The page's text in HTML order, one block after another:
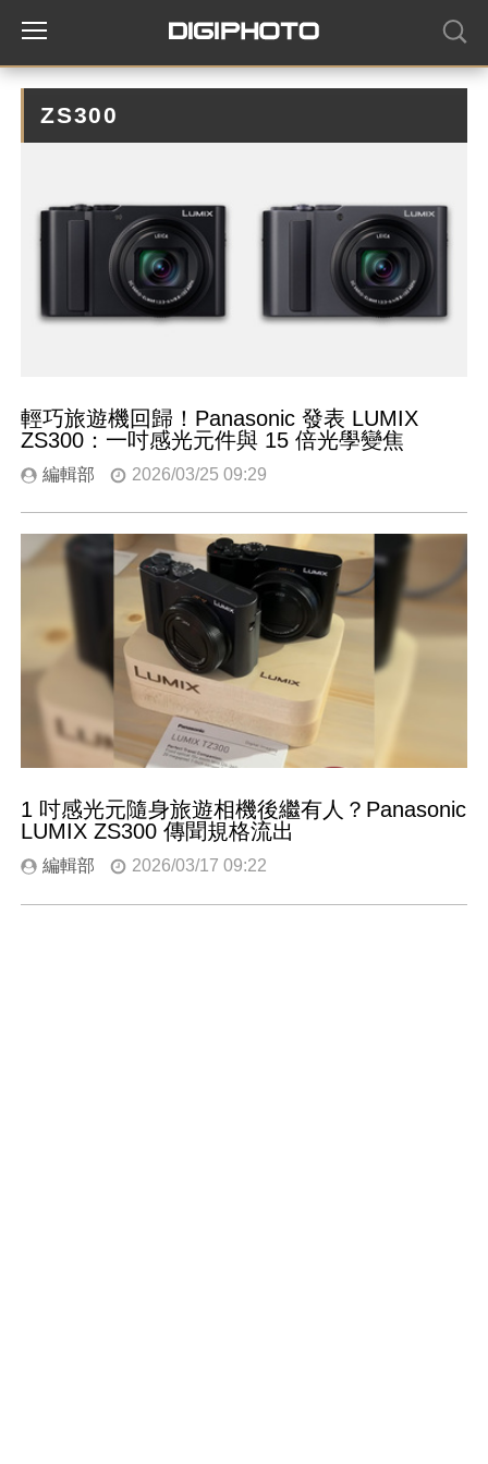
ZS300
輕巧旅遊機回歸！Panasonic 發表 LUMIX
ZS300：一吋感光元件與 15 倍光學變焦
編輯部 2026/03/25 09:29
1 吋感光元隨身旅遊相機後繼有人？Panasonic
LUMIX ZS300 傳聞規格流出
編輯部 2026/03/17 09:22